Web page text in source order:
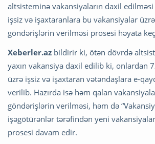
altsisteminə vakansiyaların daxil
işsiz və işaxtaranlara bu vakansiyalar
göndərişlərin verilməsi prosesi həyata
Xeberler.az bildirir ki, ötən dövrdə
yaxın vakansiya daxil edilib ki, onlardan
üzrə işsiz və işaxtaran vətəndaşlara e-
verilib. Hazırda isə həm qalan
göndərişlərin verilməsi, həm də
işəgötürənlər tərəfindən yeni
prosesi davam edir.